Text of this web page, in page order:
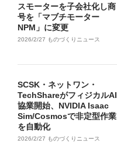
スモーターを子会社化し商
号を「マブチモーター
NPM」に変更
2026/2/27 ものづくりニュース
SCSK・ネットワン・
TechShareがフィジカルAI
協業開始、NVIDIA Isaac
Sim/Cosmosで非定型作業
を自動化
2026/2/27 ものづくりニュース